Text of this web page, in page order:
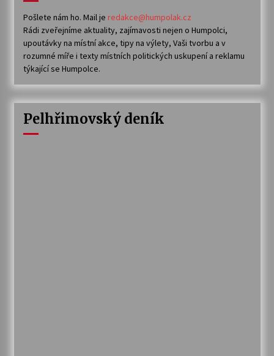
Pošlete nám ho. Mail je redakce@humpolak.cz
Rádi zveřejníme aktuality, zajímavosti nejen o Humpolci,
upoutávky na místní akce, tipy na výlety, Vaši tvorbu a v
rozumné míře i texty místních politických uskupení a reklamu
týkající se Humpolce.
Pelhřimovský deník